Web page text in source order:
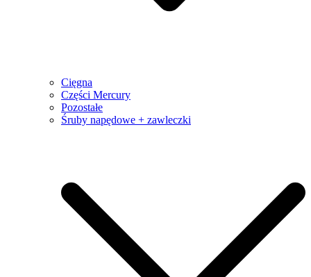
Cięgna
Części Mercury
Pozostałe
Śruby napędowe + zawleczki